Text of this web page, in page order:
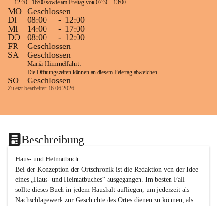
MO Geschlossen
DI
08:00 - 12:00
MI
14:00 - 17:00
DO
08:00 - 12:00
FR
Geschlossen
SA
Geschlossen
Mariä Himmelfahrt:
Die Öffnungszeiten können an diesem Feiertag abweichen.
SO Geschlossen
Zuletzt bearbeitet: 16.06.2026
Beschreibung
Haus- und Heimatbuch
Bei der Konzeption der Ortschronik ist die Redaktion von der Idee
eines „Haus- und Heimatbuches“ ausgegangen. Im besten Fall
sollte dieses Buch in jedem Haushalt aufliegen, um jederzeit als
Nachschlagewerk zur Geschichte des Ortes dienen zu können, als